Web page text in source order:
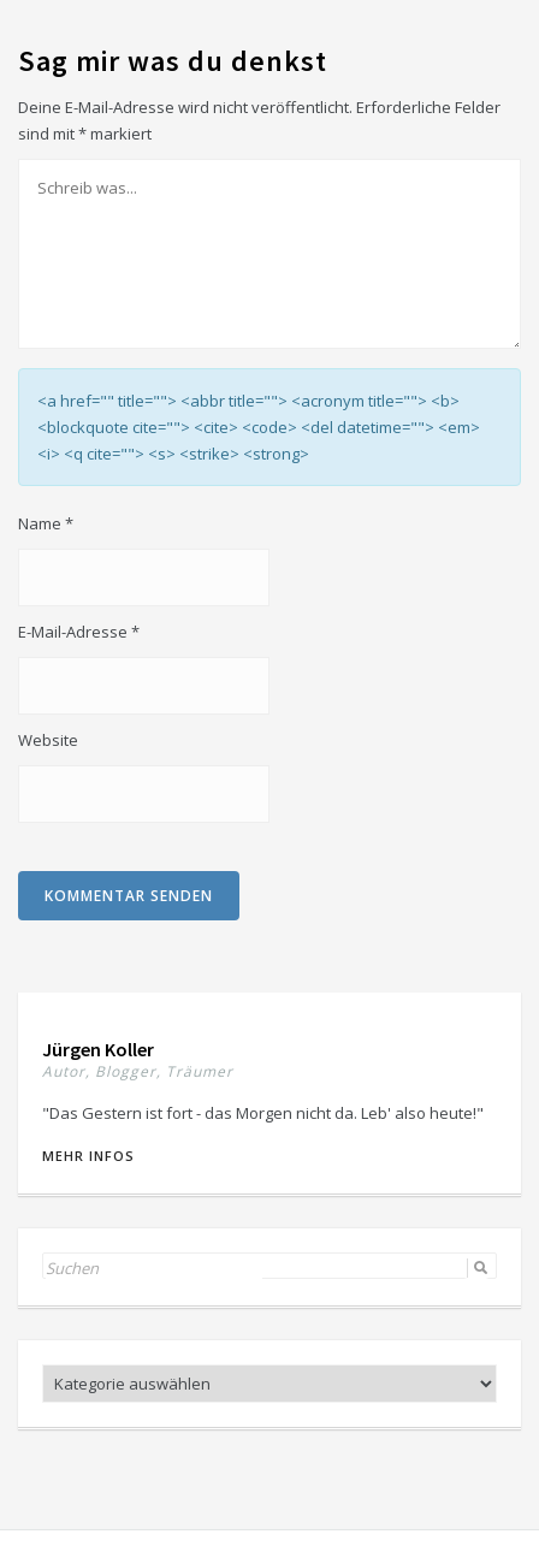
Sag mir was du denkst
Deine E-Mail-Adresse wird nicht veröffentlicht. Erforderliche Felder
sind mit*markiert
<a href="" title=""> <abbr title=""> <acronym title=""> <b>
<blockquote cite=""> <cite> <code> <del datetime=""> <em>
<i> <q cite=""> <s> <strike> <strong>
Name *
E-Mail-Adresse *
Website
Jürgen Koller
Autor, Blogger, Träumer
"Das Gestern ist fort - das Morgen nicht da. Leb' also heute!"
MEHR INFOS
Search
Kategorien